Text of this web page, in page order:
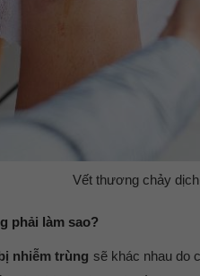
Vết thương chảy
phải làm sao?
nhiễm trùng sẽ khác nhau do